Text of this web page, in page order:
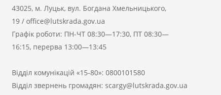
43025, м. Луцьк, вул. Богдана Хмельницького,
19 / office@lutskrada.gov.ua
Графік роботи: ПН-ЧТ 08:30—17:30, ПТ 08:30—
16:15, перерва 13:00—13:45
Відділ комунікацій «15-80»: 0800101580
Відділ звернень громадян: scargy@lutskrada.gov.ua